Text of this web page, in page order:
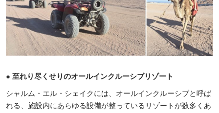
● 至れり尽くせりのオールインクルーシブリゾート
シャルム・エル・シェイクには、オールインクルーシブと呼ば
れる、施設内にあらゆる設備が整っているリゾートが数多くあ